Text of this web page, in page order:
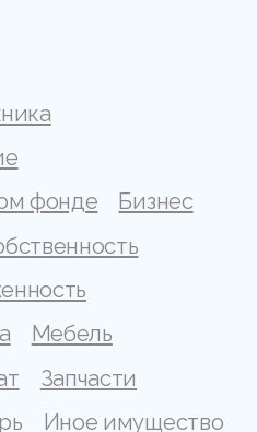
фонде
Бизнес
Мебель
Запчасти
Иное имущество